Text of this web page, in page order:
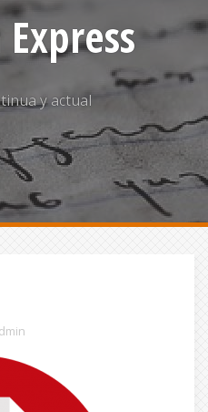
y actual